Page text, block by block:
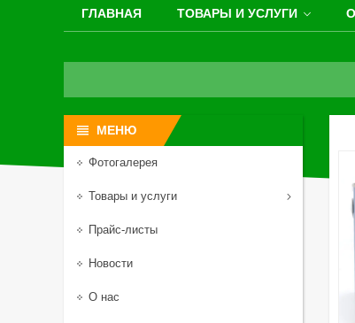
ГЛАВНАЯ ТОВАРЫ И УСЛУГИ
Фотогалерея
Товары и услуги
Прайс-листы
Новости
О нас